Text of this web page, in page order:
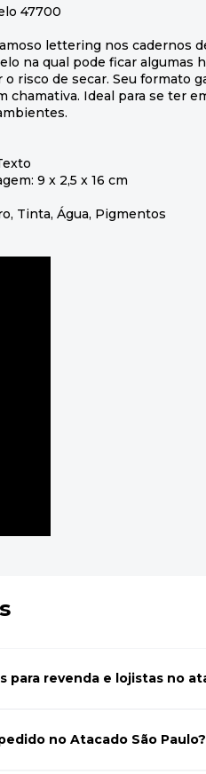
47700
lettering nos cadernos
na qual pode ficar algumas
risco de secar. Seu formato
Ideal para se ter
9 x 2,5 x 16 cm
Tinta, Água, Pigmentos
para revenda e lojistas no
no Atacado São Paulo?